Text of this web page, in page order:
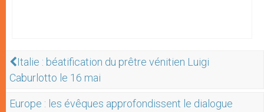
Italie : béatification du prêtre vénitien Luigi
Caburlotto le 16 mai
Europe : les évêques approfondissent le dialogue